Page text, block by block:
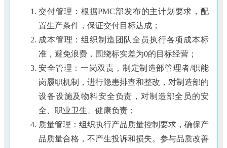
交付管理：根据PMC部发布的主计划要求，配
置生产条件，保证交付目标达成；
成本管理：组织制造团队全员执行各项成本标
准，避免浪费，围绕标实差为0的目标经营；
安全管理：一岗双责，制定制造部管理者/职能
岗履职机制，进行隐患排查和整改，对制造部的
设备设施及物料安全负责，对制造部全员的安
全、职业卫生、健康负责；
质量管理：组织执行产品质量控制要求，确保产
品质量合格，不产生投诉和损失。参与品质改善